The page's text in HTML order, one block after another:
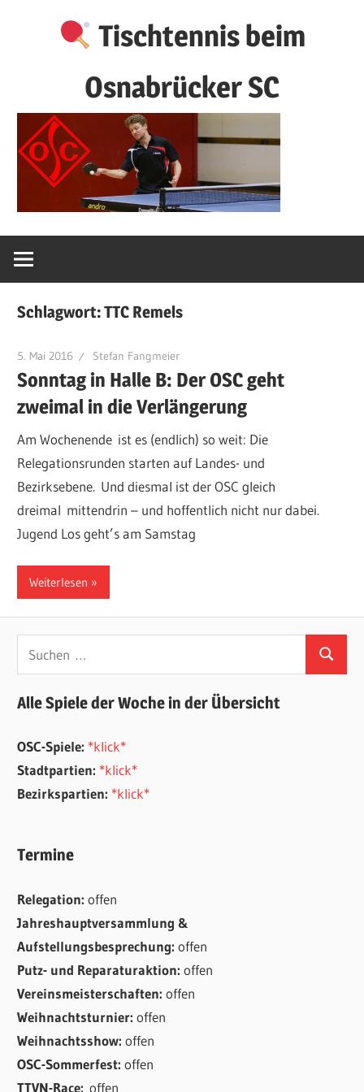
Tischtennis beim
Osnabrücker SC
Schlagwort:TTC Remels
5. Mai 2016 Stefan Fangmeier
Sonntag in Halle B: Der OSC geht
zweimal in die Verlängerung
Am Wochenende ist es (endlich) so weit: Die
Relegationsrunden starten auf Landes- und
Bezirksebene. Und diesmal ist der OSC gleich
dreimal mittendrin – und hoffentlich nicht nur dabei.
Jugend Los geht’s am Samstag
Weiterlesen
Suchen
Alle Spiele der Woche in der Übersicht
OSC-Spiele: *klick*
Stadtpartien: *klick*
Bezirkspartien: *klick*
Termine
Relegation:offen
Jahreshauptversammlung &
Aufstellungsbesprechung:offen
Putz- und Reparaturaktion:offen
Vereinsmeisterschaften:offen
Weihnachtsturnier:offen
Weihnachtsshow:offen
OSC-Sommerfest:offen
TTVN-Race:offen